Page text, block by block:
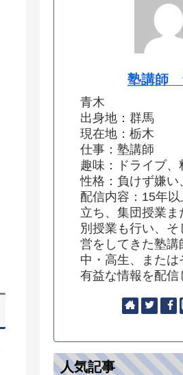
塾講師
青木
出身地：群馬
現在地：栃木
仕事：塾講師
趣味：ドライブ、
性格：負けず嫌い
配信内容：15年
立ち、集団授業ま
別授業も行い、そ
営をしてきた塾講
中・高生、または
有益な情報を配信
人気記事